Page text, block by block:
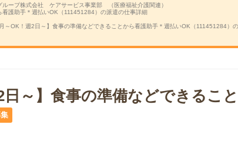
ループ株式会社 ケアサービス事業部 （医療福祉介護関連）
護助手＊週払いOK（111451284）の派遣の仕事詳細
月～OK！週2日～】食事の準備などできることから看護助手＊週払いOK（111451284）
日～】食事の準備などできるこ